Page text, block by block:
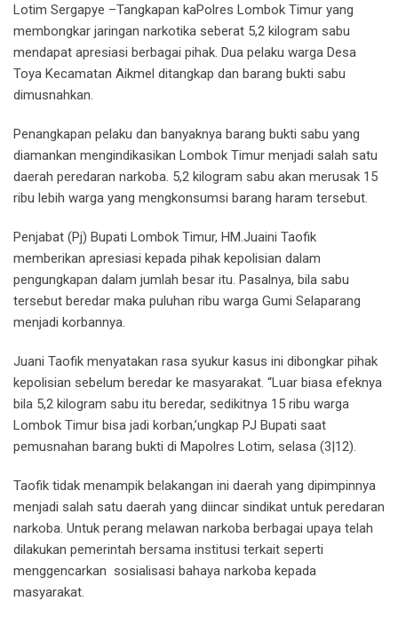
Lotim Sergapye –Tangkapan kaPolres Lombok Timur yang
membongkar jaringan narkotika seberat 5,2 kilogram sabu
mendapat apresiasi berbagai pihak. Dua pelaku warga Desa
Toya Kecamatan Aikmel ditangkap dan barang bukti sabu
dimusnahkan.
Penangkapan pelaku dan banyaknya barang bukti sabu yang
diamankan mengindikasikan Lombok Timur menjadi salah satu
daerah peredaran narkoba. 5,2 kilogram sabu akan merusak 15
ribu lebih warga yang mengkonsumsi barang haram tersebut.
Penjabat (Pj) Bupati Lombok Timur, HM.Juaini Taofik
memberikan apresiasi kepada pihak kepolisian dalam
pengungkapan dalam jumlah besar itu. Pasalnya, bila sabu
tersebut beredar maka puluhan ribu warga Gumi Selaparang
menjadi korbannya.
Juani Taofik menyatakan rasa syukur kasus ini dibongkar pihak
kepolisian sebelum beredar ke masyarakat. “Luar biasa efeknya
bila 5,2 kilogram sabu itu beredar, sedikitnya 15 ribu warga
Lombok Timur bisa jadi korban,’ungkap PJ Bupati saat
pemusnahan barang bukti di Mapolres Lotim, selasa (3|12).
Taofik tidak menampik belakangan ini daerah yang dipimpinnya
menjadi salah satu daerah yang diincar sindikat untuk peredaran
narkoba. Untuk perang melawan narkoba berbagai upaya telah
dilakukan pemerintah bersama institusi terkait seperti
menggencarkan sosialisasi bahaya narkoba kepada
masyarakat.